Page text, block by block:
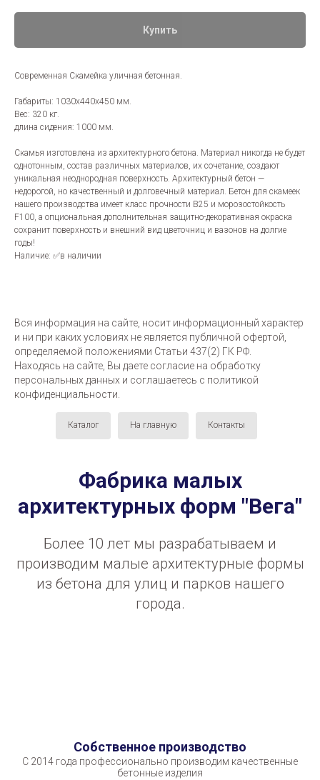
Купить
Современная Скамейка уличная бетонная.
Габариты: 1030х440х450 мм.
Вес: 320 кг.
длина сидения: 1000 мм.
Скамья изготовлена из архитектурного бетона. Материал никогда не будет
однотонным, состав различных материалов, их сочетание, создают
уникальная неоднородная поверхность. Архитектурный бетон —
недорогой, но качественный и долговечный материал. Бетон для скамеек
нашего производства имеет класс прочности B25 и морозостойкость
F100, а опциональная дополнительная защитно-декоративная окраска
сохранит поверхность и внешний вид цветочниц и вазонов на долгие
годы!
Наличие: ✅в наличии
Вся информация на сайте, носит информационный характер
и ни при каких условиях не является публичной офертой,
определяемой положениями Статьи 437(2) ГК РФ.
Находясь на сайте, Вы даете согласие на обработку
персональных данных и соглашаетесь c политикой
конфиденциальности.
Каталог На главную Контакты
Фабрика малых
архитектурных форм "Вега"
Более 10 лет мы разрабатываем и
производим малые архитектурные формы
из бетона для улиц и парков нашего
города.
Собственное производство
С 2014 года профессионально производим качественные
бетонные изделия